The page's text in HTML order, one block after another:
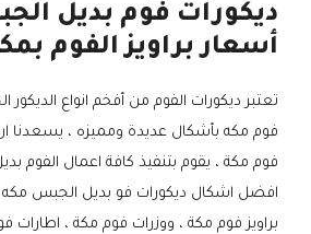
ديكورات فوم بديل
أسعار براويز الفوم
تعتبر ديكورات الفوم من أفخم انواع
فوم مكه بأشكال عديدة ومميزه ، يسعدنا
فوم مكة ، يقوم بتنفيذ كافة اعمال الفوم
افضل اشكال ديكورات فو بديل الجبس مكه
براويز فوم مكة ، ووزرات فوم مكة ، اطارات